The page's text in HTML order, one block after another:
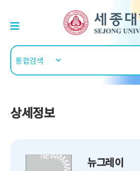
상세정보
뉴그레이